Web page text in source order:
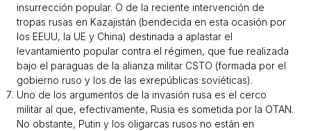
insurrección popular. O de la reciente intervención de
tropas rusas en Kazajistán (bendecida en esta ocasión por
los EEUU, la UE y China) destinada a aplastar el
levantamiento popular contra el régimen, que fue realizada
bajo el paraguas de la alianza militar CSTO (formada por el
gobierno ruso y los de las exrepúblicas soviéticas).
Uno de los argumentos de la invasión rusa es el cerco
militar al que, efectivamente, Rusia es sometida por la OTAN.
No obstante, Putin y los oligarcas rusos no están en